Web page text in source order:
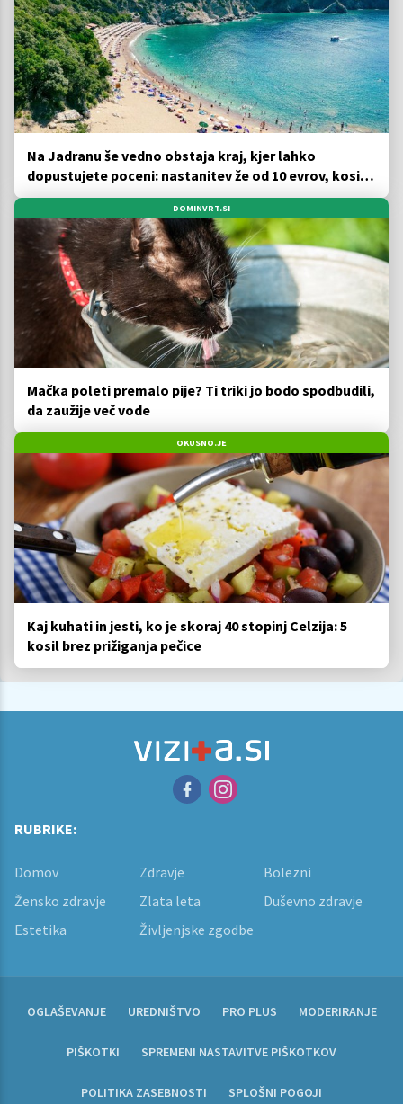
Na Jadranu še vedno obstaja kraj, kjer lahko
dopustujete poceni: nastanitev že od 10 evrov, kosilo
za pet evrov
DOMINVRT.SI
Mačka poleti premalo pije? Ti triki jo bodo spodbudili,
da zaužije več vode
OKUSNO.JE
Kaj kuhati in jesti, ko je skoraj 40 stopinj Celzija: 5
kosil brez prižiganja pečice
RUBRIKE:
Domov Zdravje
Bolezni
Žensko zdravje
Zlata leta
Duševno zdravje
Estetika
Življenjske zgodbe
OGLAŠEVANJE UREDNIŠTVO PRO PLUS MODERIRANJE
PIŠKOTKI SPREMENI NASTAVITVE PIŠKOTKOV
POLITIKA ZASEBNOSTI SPLOŠNI POGOJI